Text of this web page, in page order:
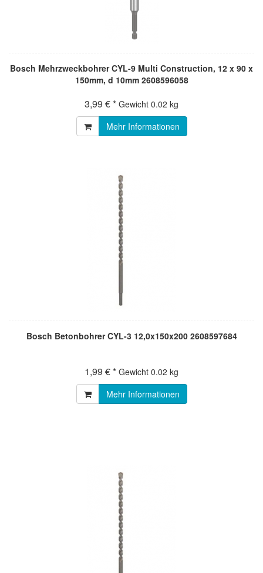
Bosch Mehrzweckbohrer CYL-9 Multi Construction, 12 x 90 x
150mm, d 10mm 2608596058
3,99 € * Gewicht 0.02 kg
Mehr Informationen
Bosch Betonbohrer CYL-3 12,0x150x200 2608597684
1,99 € * Gewicht 0.02 kg
Mehr Informationen